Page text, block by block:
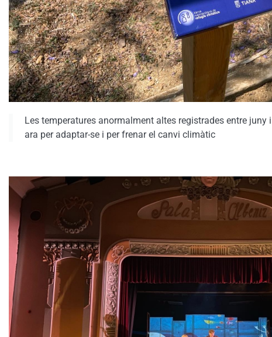
Les temperatures anormalment altes registrades entre
ara per adaptar-se i per frenar el canvi climàtic